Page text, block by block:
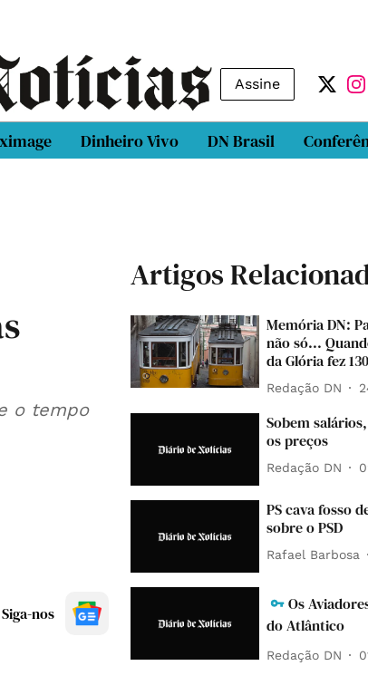
Assine
Dinheiro Vivo DN Brasil
o tempo
Siga-nos
Artigos
Memória DN:
não só...
da Glória fez
Redação DN
Sobem
os preços
Redação DN
PS cava fosso
sobre o PSD
Rafael Barbosa
Os
do Atlântico
Redação DN